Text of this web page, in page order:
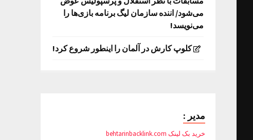
می‌شود/ اننده سازمان لیگ برنامه بازی‌ها را
می‌نویسد!
کلوپ کارش در آلمان را اینطور شروع کرد!
مدیر :
خرید بک لینک behtarinbacklink.com